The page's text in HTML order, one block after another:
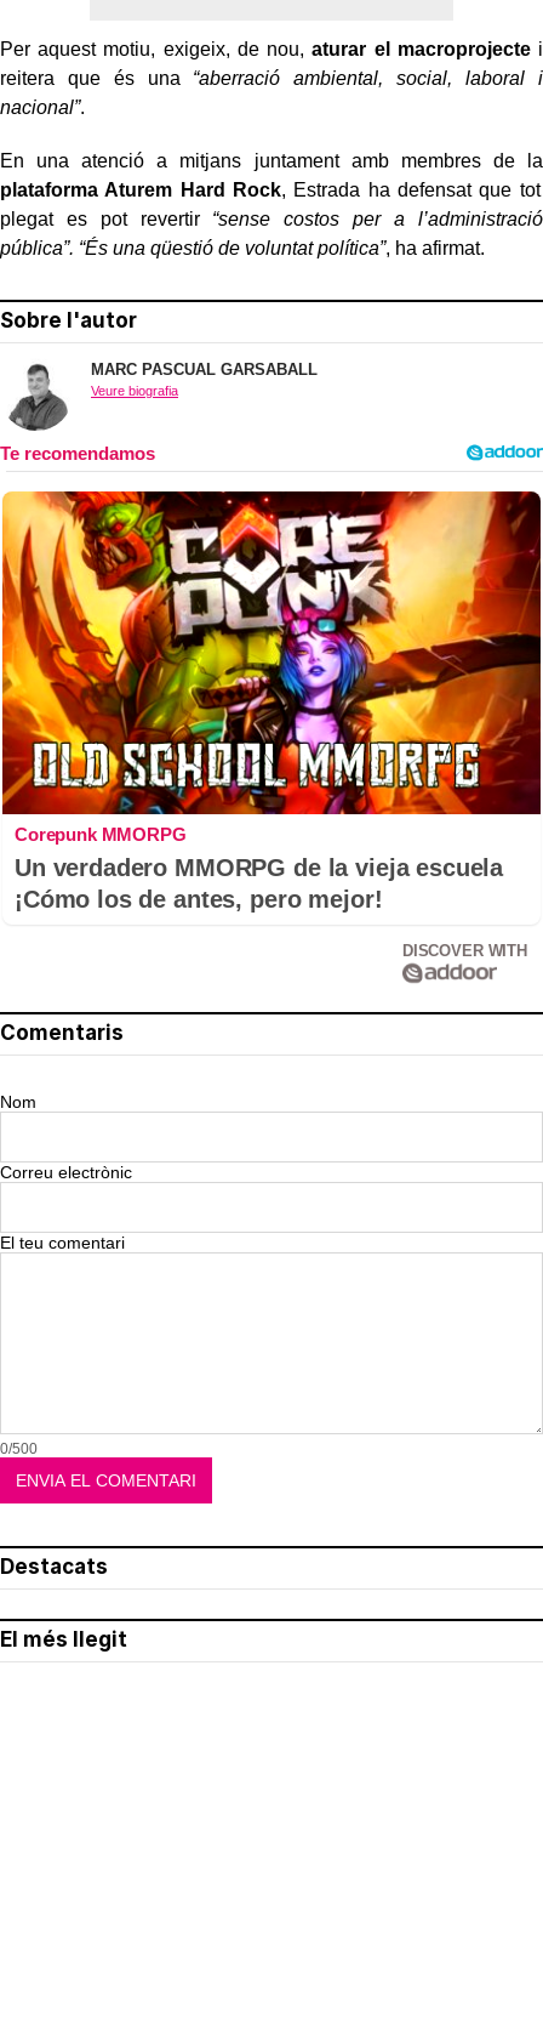
Per aquest motiu, exigeix, de nou, aturar el macroprojectei
reitera que és una “aberració ambiental, social, laboral i
nacional”.
En una atenció a mitjans juntament amb membres de la
plataforma Aturem Hard Rock, Estrada ha defensat que tot
plegat es pot revertir“sense costos per a l’administració
pública”. “És una qüestió de voluntat política”, ha afirmat.
Sobre l'autor
MARC PASCUAL GARSABALL
Veure biografia
Corepunk MMORPG
Un verdadero MMORPG de la vieja escuela
¡Cómo los de antes, pero mejor!
DISCOVER WITH
Comentaris
Nom
Correu electrònic
El teu comentari
0/500
Destacats
El més llegit